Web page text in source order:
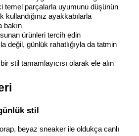
temel parçalarla uyumunu düşünün
kullandığınız ayakkabılarla
bakın
ürünleri tercih edin
değil, günlük rahatlığıyla da tatmin
stil tamamlayıcısı olarak ele alın
stil
beyaz sneaker ile oldukça canlı